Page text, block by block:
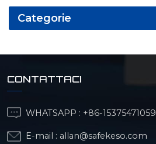
Categorie
CONTATTACI
WHATSAPP : +86-15375471059
E-mail : allan@safekeso.com